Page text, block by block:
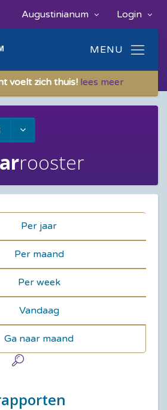
Login
Augustinianum
voelt zich thuis! lees meer
rooster
Per jaar
Per maand
Per week
Vandaag
Ga naar maand